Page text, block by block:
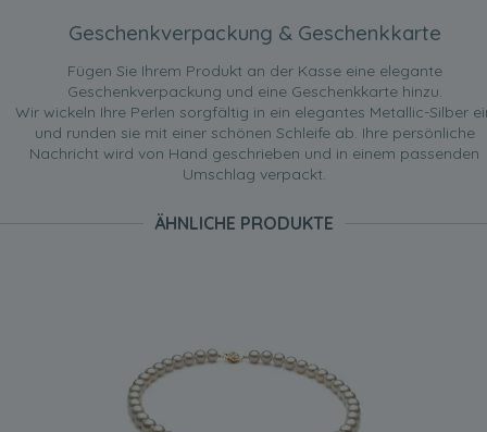
Geschenkverpackung & Geschenkkarte
Fügen Sie Ihrem Produkt an der Kasse eine elegante
Geschenkverpackung und eine Geschenkkarte hinzu.
Wir wickeln Ihre Perlen sorgfältig in ein elegantes Metallic-Silber
und runden sie mit einer schönen Schleife ab. Ihre persönliche
Nachricht wird von Hand geschrieben und in einem passenden
Umschlag verpackt.
ÄHNLICHE PRODUKTE